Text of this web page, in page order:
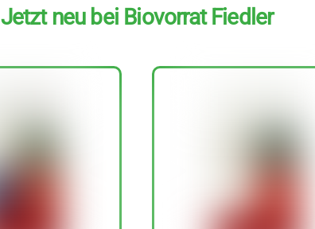
Jetzt neu bei Biovorrat Fiedler